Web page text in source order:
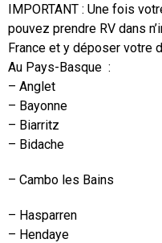
IMPORTANT : Une fois
pouvez prendre RV dans
France et y déposer votre
Au Pays-Basque :
– Anglet
– Bayonne
– Biarritz
– Bidache
– Cambo les Bains
– Hasparren
– Hendaye